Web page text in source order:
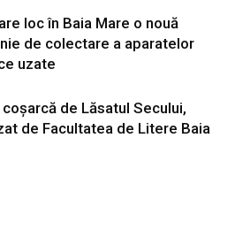
loc în Baia Mare o nouă
de colectare a aparatelor
uzate
de Lăsatul Secului,
de Facultatea de Litere Baia